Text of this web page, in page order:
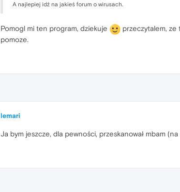
A najlepiej idź na jakieś forum o wirusach.
Pomogl mi ten program, dziekuje
przeczytalem, ze
pomoze.
lemari
Ja bym jeszcze, dla pewności, przeskanował mbam